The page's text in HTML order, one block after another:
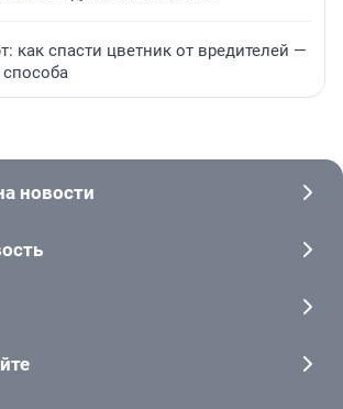
как спасти цветник от вредителей —
новости